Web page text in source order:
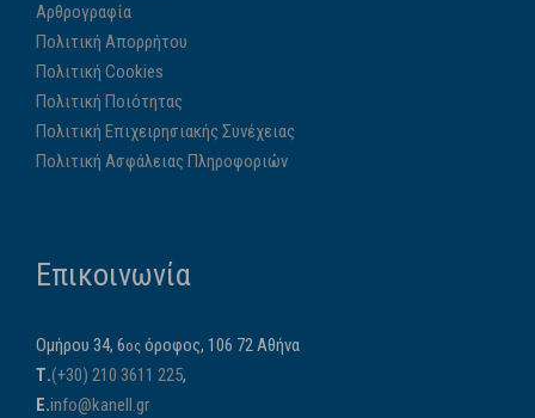
Αρθρογραφία
Πολιτική Απορρήτου
Πολιτική Cookies
Πολιτική Ποιότητας
Πολιτική Επιχειρησιακής Συνέχειας
Πολιτική Ασφάλειας Πληροφοριών
Επικοινωνία
Ομήρου 34, 6ος όροφος, 106 72 Αθήνα
Τ.(+30) 210 3611 225,
E.info@kanell.gr